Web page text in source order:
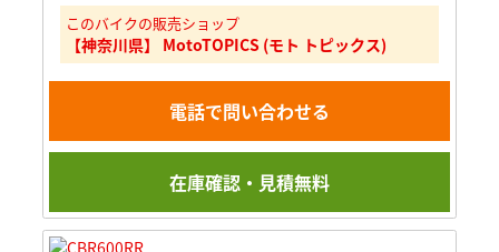
このバイクの販売ショップ
【神奈川県】 MotoTOPICS (モト トピックス)
電話で問い合わせる
在庫確認・見積無料